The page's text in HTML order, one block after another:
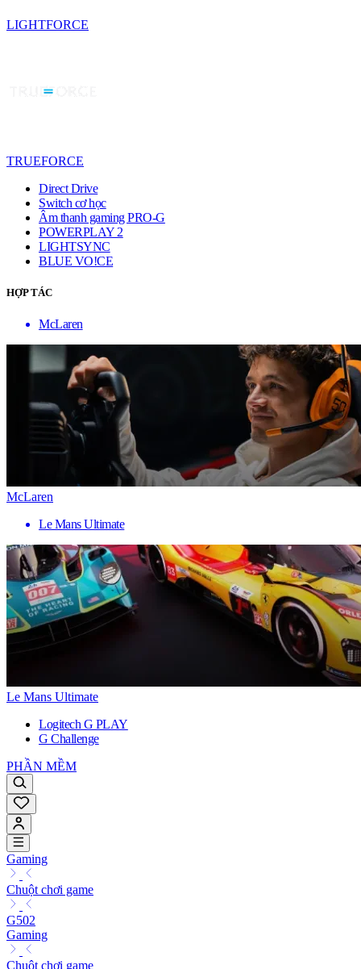
LIGHTFORCE
TRUEFORCE
Direct Drive
Switch cơ học
Âm thanh gaming PRO-G
POWERPLAY 2
LIGHTSYNC
BLUE VO!CE
HỢP TÁC
McLaren
McLaren
Le Mans Ultimate
Le Mans Ultimate
Logitech G PLAY
G Challenge
PHẦN MỀM
Gaming
Chuột chơi game
G502
Gaming
Chuột chơi game